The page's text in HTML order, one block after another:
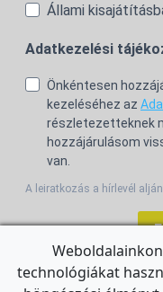
Állami
Adatkezelési
Önkéntesen
kezeléséhez az
részletezetteknek
hozzájárulásom
van.
A leiratkozás a hírlevél
technológiákat